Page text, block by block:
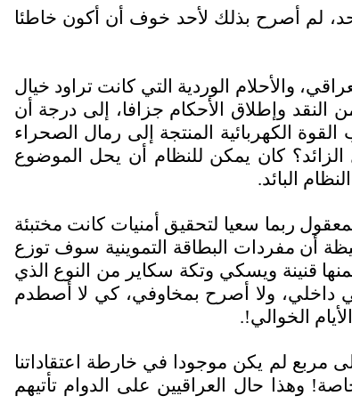
لم أصرح بذلك لأحد خوف أن أكون خاطئا
والأحلام الوردية التي كانت تراود خيال
النقد وإطلاق الأحكام جزافا، إلى درجة أن
الكهربائية المنتجة إلى رمال الصحراء
الزائد؟ كان يمكن للنظام أن يحل الموضوع
البائد.
ربما سعيا لتحقيق أمنيات كانت مختبئة
أن مفردات البطاقة التموينية سوف توزع
قنينة ويسكي وتكة سكاير من النوع الذي
داخلي، ولا أصرح بمخاوفي، كي لا أصطدم
الخوالي!.
مربع لم يكن موجودا في خارطة اعتقاداتنا
وهذا حال العراقيين على الدوام تأتيهم